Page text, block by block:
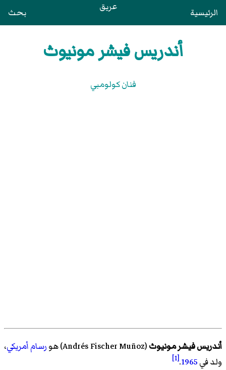
الرئيسية عريق بحث
أندريس فيشر مونيوث
فنان كولومبي
أندريس فيشر مونيوث(
Andrés Fischer Muñoz)‏ هورسامأمريكي،
ولد في1965
.
[1]